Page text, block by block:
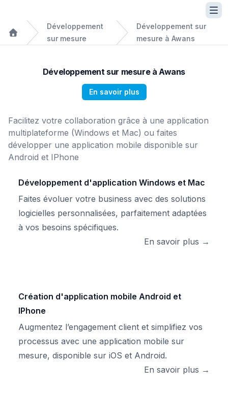
Développement
sur mesure
Développement sur
mesure à Awans
Développement sur mesure à Awans
En savoir plus
Facilitez votre collaboration grâce à une application
multiplateforme (Windows et Mac) ou faites
développer une application mobile disponible sur
Android et IPhone
Développement d'application Windows et Mac
Faites évoluer votre business avec des solutions
logicielles personnalisées, parfaitement adaptées
à vos besoins spécifiques.
En savoir plus →
Création d'application mobile Android et
IPhone
Augmentez l’engagement client et simplifiez vos
processus avec une application mobile sur
mesure, disponible sur iOS et Android.
En savoir plus →